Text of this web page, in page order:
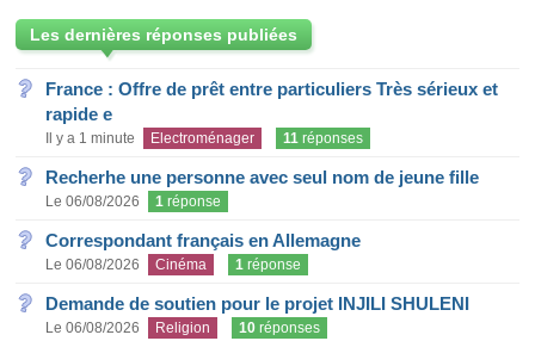
Les dernières réponses publiées
France : Offre de prêt entre particuliers Très sérieux et
rapide e
Il y a 1 minute Electroménager 11 réponses
Recherhe une personne avec seul nom de jeune fille
Le 06/08/2026 1 réponse
Correspondant français en Allemagne
Le 06/08/2026 Cinéma 1 réponse
Demande de soutien pour le projet INJILI SHULENI
Le 06/08/2026 Religion 10 réponses